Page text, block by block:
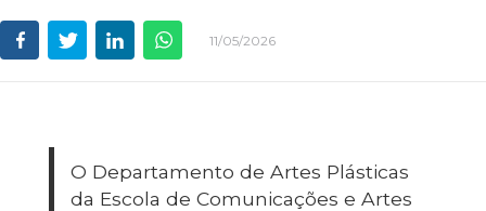
11/05/2026
O Departamento de Artes Plásticas
da Escola de Comunicações e Artes